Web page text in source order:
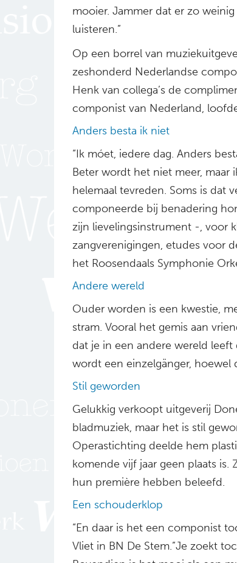
mooier. Jammer dat er zo
luisteren.”
Op een borrel van
zeshonderd Nederlandse
Henk van collega’s de
componist van Nederland,
Anders besta ik niet
“Ik móet, iedere dag. Anders
Beter wordt het niet meer,
helemaal tevreden. Soms is dat
componeerde bij benadering
zijn lievelingsinstrument -, voor
zangverenigingen, etudes voor
het Roosendaals Symphonie
Andere wereld
Ouder worden is een kwestie,
stram. Vooral het gemis aan
dat je in een andere wereld leeft
wordt een einzelgänger, hoewel
Stil geworden
Gelukkig verkoopt uitgeverij
bladmuziek, maar het is stil
Operastichting deelde hem
komende vijf jaar geen plaats
hun première hebben beleefd.
Een schouderklop
“En daar is het een componist
Vliet in BN De Stem.”Je zoekt